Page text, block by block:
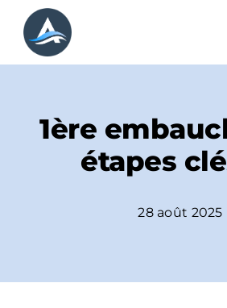
Passer
contenu
1ère
étapes
28 août 2025